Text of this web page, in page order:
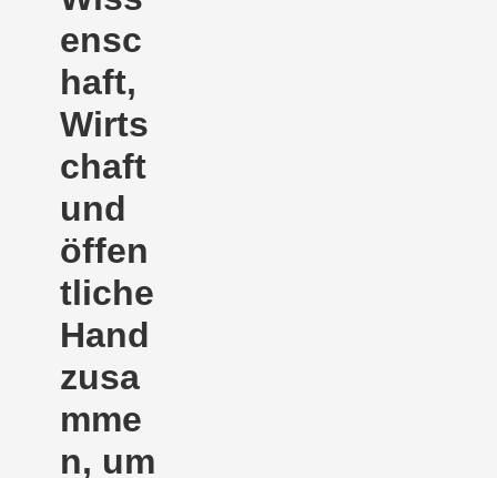
ensc
haft,
Wirts
chaft
und
öffen
tliche
Hand
zusa
mme
n, um